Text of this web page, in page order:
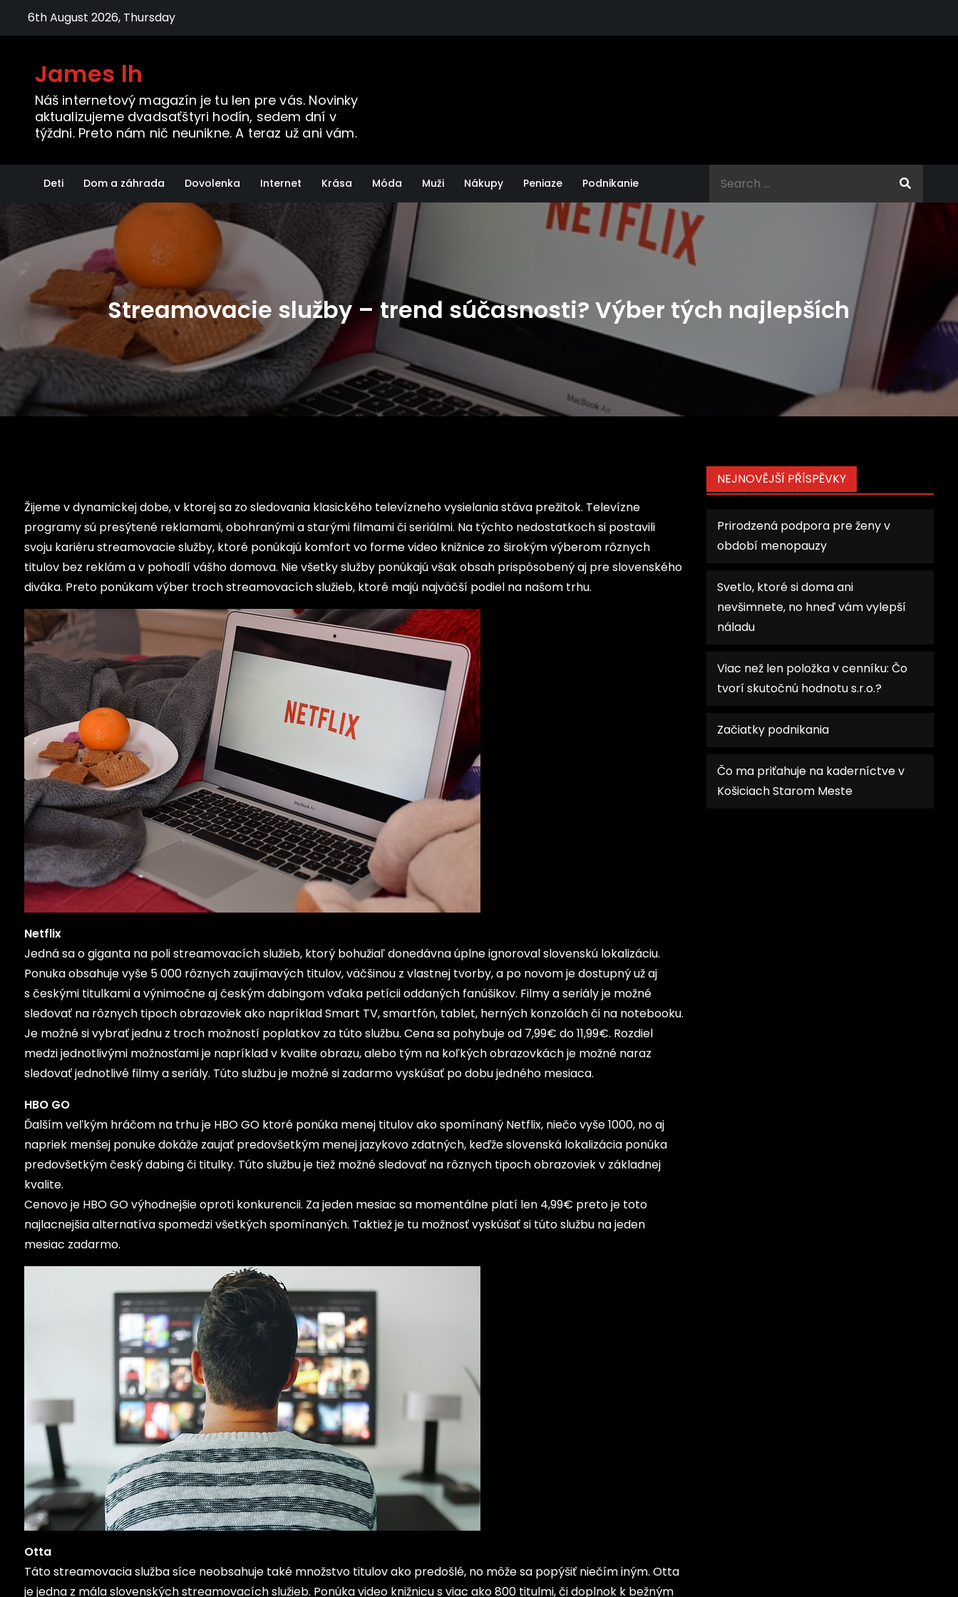
6th August 2026, Thursday
James lh
Náš internetový magazín je tu len pre vás. Novinky
aktualizujeme dvadsaťštyri hodín, sedem dní v
týždni. Preto nám nič neunikne. A teraz už ani vám.
Deti Dom a záhrada Dovolenka Internet Krása Móda Muži Nákupy Peniaze Podnikanie
Streamovacie služby – trend súčasnosti? Výber tých najlepších
Žijeme v dynamickej dobe, v ktorej sa zo sledovania klasického televízneho vysielania stáva prežitok. Televízne
programy sú presýtené reklamami, obohranými a starými filmami či seriálmi. Na týchto nedostatkoch si postavili
svoju kariéru streamovacie služby, ktoré ponúkajú komfort vo forme video knižnice zo širokým výberom rôznych
titulov bez reklám a v pohodlí vášho domova. Nie všetky služby ponúkajú však obsah prispôsobený aj pre slovenského
diváka. Preto ponúkam výber troch streamovacích služieb, ktoré majú najväčší podiel na našom trhu.
Netflix
Jedná sa o giganta na poli streamovacích služieb, ktorý bohužiaľ donedávna úplne ignoroval slovenskú lokalizáciu.
Ponuka obsahuje vyše 5 000 rôznych zaujímavých titulov, väčšinou z vlastnej tvorby, a po novom je dostupný už aj
s českými titulkami a výnimočne aj českým dabingom vďaka petícii oddaných fanúšikov. Filmy a seriály je možné
sledovať na rôznych tipoch obrazoviek ako napríklad Smart TV, smartfón, tablet, herných konzolách či na notebooku.
Je možné si vybrať jednu z troch možností poplatkov za túto službu. Cena sa pohybuje od 7,99€ do 11,99€. Rozdiel
medzi jednotlivými možnosťami je napríklad v kvalite obrazu, alebo tým na koľkých obrazovkách je možné naraz
sledovať jednotlivé filmy a seriály. Túto službu je možné si zadarmo vyskúšať po dobu jedného mesiaca.
HBO GO
Ďalším veľkým hráčom na trhu je HBO GO ktoré ponúka menej titulov ako spomínaný Netflix, niečo vyše 1000, no aj
napriek menšej ponuke dokáže zaujať predovšetkým menej jazykovo zdatných, keďže slovenská lokalizácia ponúka
predovšetkým český dabing či titulky. Túto službu je tiež možné sledovať na rôznych tipoch obrazoviek v základnej
kvalite.
Cenovo je HBO GO výhodnejšie oproti konkurencii. Za jeden mesiac sa momentálne platí len 4,99€ preto je toto
najlacnejšia alternatíva spomedzi všetkých spomínaných. Taktiež je tu možnosť vyskúšať si túto službu na jeden
mesiac zadarmo.
Otta
Táto streamovacia služba síce neobsahuje také množstvo titulov ako predošlé, no môže sa popýšiť niečím iným. Otta
je jedna z mála slovenských streamovacích služieb. Ponúka video knižnicu s viac ako 800 titulmi, či doplnok k bežným
NEJNOVĚJŠÍ PŘÍSPĚVKY
Prirodzená podpora pre ženy v
období menopauzy
Svetlo, ktoré si doma ani
nevšimnete, no hneď vám vylepší
náladu
Viac než len položka v cenníku: Čo
tvorí skutočnú hodnotu s.r.o.?
Začiatky podnikania
Čo ma priťahuje na kaderníctve v
Košiciach Starom Meste